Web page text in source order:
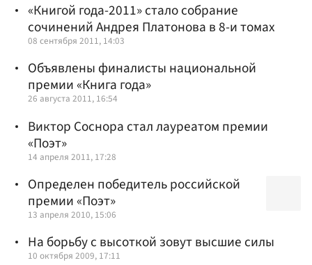
«Книгой года-2011» стало собрание
сочинений Андрея Платонова в 8-и томах
08 сентября 2011, 14:03
Объявлены финалисты национальной
премии «Книга года»
26 августа 2011, 16:54
Виктор Соснора стал лауреатом премии
«Поэт»
14 апреля 2011, 17:28
Определен победитель российской
премии «Поэт»
13 апреля 2010, 15:06
На борьбу с высоткой зовут высшие силы
10 октября 2009, 17:11